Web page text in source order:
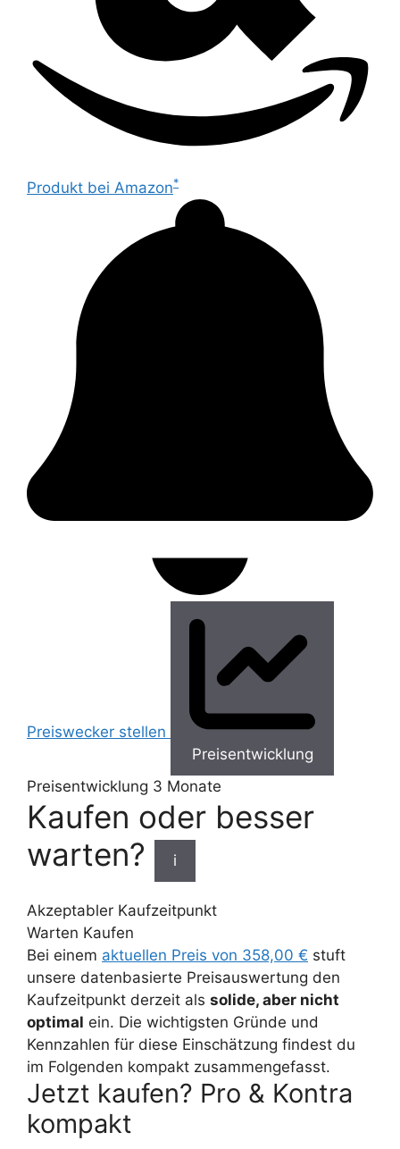
Produkt bei Amazon*
Preiswecker stellen
Preisentwicklung
Preisentwicklung 3 Monate
Kaufen oder besser
warten?
i
Akzeptabler Kaufzeitpunkt
Warten Kaufen
Bei einem aktuellen Preis von 358,00 € stuft
unsere datenbasierte Preisauswertung den
Kaufzeitpunkt derzeit als solide, aber nicht
optimal ein. Die wichtigsten Gründe und
Kennzahlen für diese Einschätzung findest du
im Folgenden kompakt zusammengefasst.
Jetzt kaufen? Pro & Kontra
kompakt